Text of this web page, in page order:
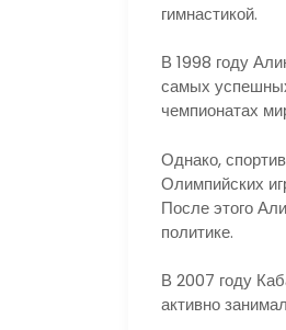
гимнастикой.
В 1998 году
самых
чемпионатах
Однако,
Олимпийских
После этого
политике.
В 2007 году
активно